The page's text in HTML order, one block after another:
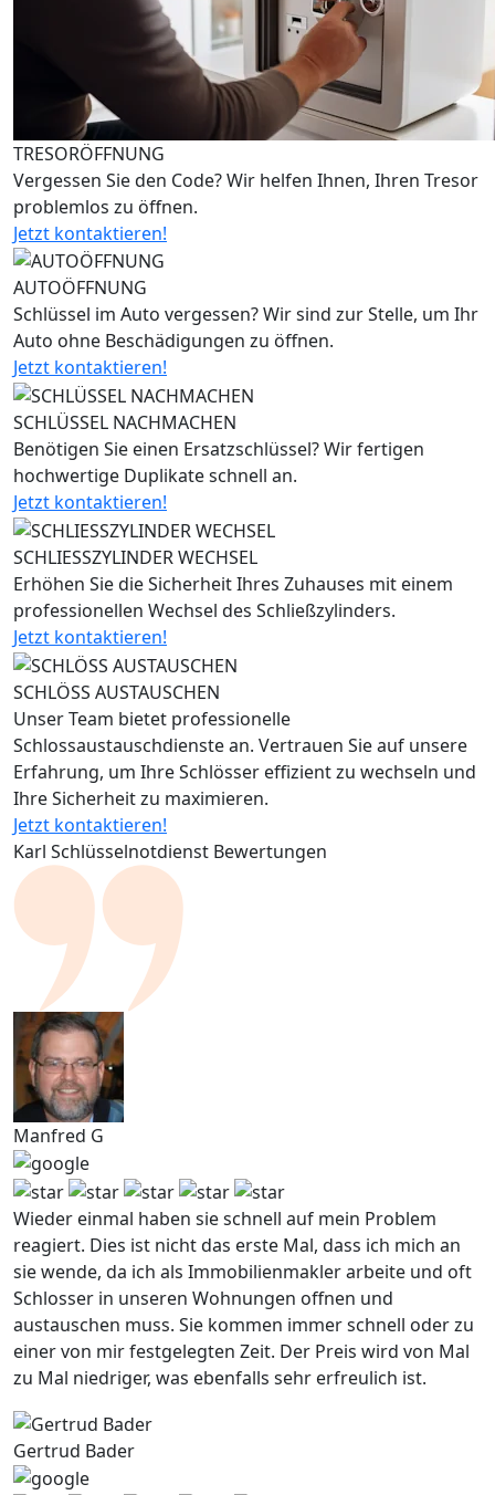
TRESORÖFFNUNG
Vergessen Sie den Code? Wir helfen Ihnen, Ihren Tresor
problemlos zu öffnen.
Jetzt kontaktieren!
AUTOÖFFNUNG
Schlüssel im Auto vergessen? Wir sind zur Stelle, um Ihr
Auto ohne Beschädigungen zu öffnen.
Jetzt kontaktieren!
SCHLÜSSEL NACHMACHEN
Benötigen Sie einen Ersatzschlüssel? Wir fertigen
hochwertige Duplikate schnell an.
Jetzt kontaktieren!
SCHLIESSZYLINDER WECHSEL
Erhöhen Sie die Sicherheit Ihres Zuhauses mit einem
professionellen Wechsel des Schließzylinders.
Jetzt kontaktieren!
SCHLÖSS AUSTAUSCHEN
Unser Team bietet professionelle
Schlossaustauschdienste an. Vertrauen Sie auf unsere
Erfahrung, um Ihre Schlösser effizient zu wechseln und
Ihre Sicherheit zu maximieren.
Jetzt kontaktieren!
Karl Schlüsselnotdienst Bewertungen
Manfred G
Wieder einmal haben sie schnell auf mein Problem
reagiert. Dies ist nicht das erste Mal, dass ich mich an
sie wende, da ich als Immobilienmakler arbeite und oft
Schlosser in unseren Wohnungen offnen und
austauschen muss. Sie kommen immer schnell oder zu
einer von mir festgelegten Zeit. Der Preis wird von Mal
zu Mal niedriger, was ebenfalls sehr erfreulich ist.
Gertrud Bader